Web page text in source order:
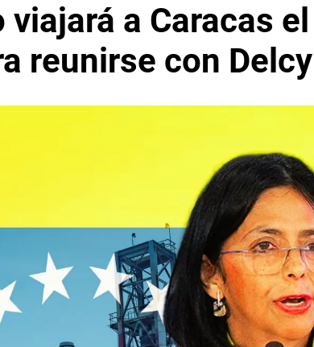
viajará a Caracas
reunirse con Delcy